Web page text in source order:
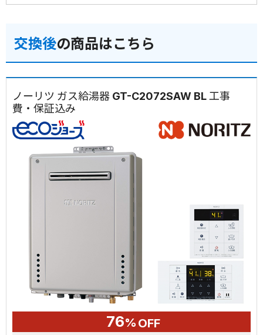
交換後の商品はこちら
ノーリツ ガス給湯器 GT-C2072SAW BL 工事
費・保証込み
76% OFF